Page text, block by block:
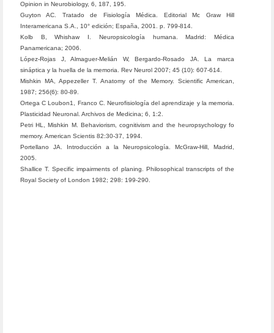
Opinion in Neurobiology, 6, 187, 195.
Guyton AC. Tratado de Fisiología Médica. Editorial Mc Graw Hill
Interamericana S.A., 10° edición; España, 2001. p. 799-814.
Kolb B, Whishaw I. Neuropsicología humana. Madrid: Médica
Panamericana; 2006.
López-Rojas J, Almaguer-Melián W, Bergardo-Rosado JA. La marca
sináptica y la huella de la memoria. Rev Neurol 2007; 45 (10): 607-614.
Mishkin MA, Appezeller T. Anatomy of the Memory. Scientific American,
1987; 256(6): 80-89.
Ortega C Loubon1, Franco C. Neurofisiología del aprendizaje y la memoria.
Plasticidad Neuronal. Archivos de Medicina; 6, 1:2.
Petri HL, Mishkin M. Behaviorism, cognitivism and the heuropsychology fo
memory. American Scientis 82:30-37, 1994.
Portellano JA. Introducción a la Neuropsicología. McGraw-Hill, Madrid,
2005.
Shallice T. Specific impairments of planing. Philosophical transcripts of the
Royal Society of London 1982; 298: 199-290.